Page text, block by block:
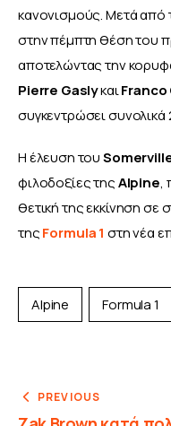
κανονισμούς. Μετά από
στην πέμπτη θέση του
αποτελώντας την
Pierre Gasly και
συγκεντρώσει
Η έλευση του
φιλοδοξίες της Alpine,
θετική της εκκίνηση
της Formula 1 στη νέα
Alpine Formula 1
PREVIOUS